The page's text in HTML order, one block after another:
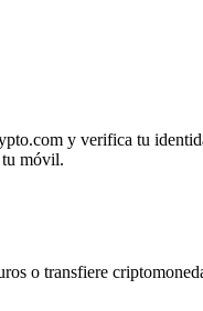
y verifica tu
tu móvil.
o transfiere